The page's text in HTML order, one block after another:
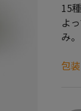
15
よ
み。
包